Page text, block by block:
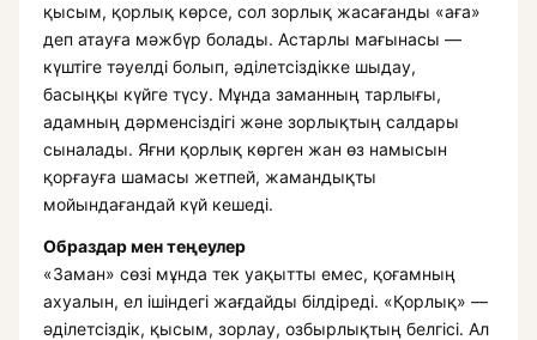
қысым, қорлық көрсе, сол зорлық жасағанды «аға»
деп атауға мәжбүр болады. Астарлы мағынасы —
күштіге тәуелді болып, әділетсіздікке шыдау,
басыңқы күйге түсу. Мұнда заманның тарлығы,
адамның дәрменсіздігі және зорлықтың салдары
сыналады. Яғни қорлық көрген жан өз намысын
қорғауға шамасы жетпей, жамандықты
мойындағандай күй кешеді.
Образдар мен теңеулер
«Заман» сөзі мұнда тек уақытты емес, қоғамның
ахуалын, ел ішіндегі жағдайды білдіреді. «Қорлық» —
әділетсіздік, қысым, зорлау, озбырлықтың белгісі. Ал